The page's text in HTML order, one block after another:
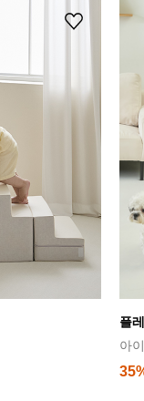
플
아